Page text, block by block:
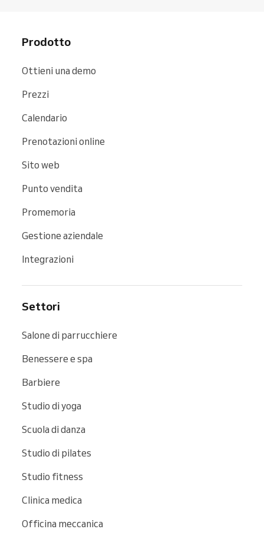
Prodotto
Ottieni una demo
Prezzi
Calendario
Prenotazioni online
Sito web
Punto vendita
Promemoria
Gestione aziendale
Integrazioni
Settori
Salone di parrucchiere
Benessere e spa
Barbiere
Studio di yoga
Scuola di danza
Studio di pilates
Studio fitness
Clinica medica
Officina meccanica